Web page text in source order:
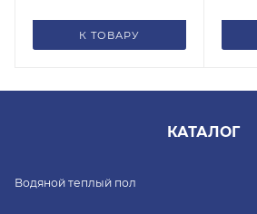
К ТОВАРУ
КАТАЛОГ
Водяной теплый пол